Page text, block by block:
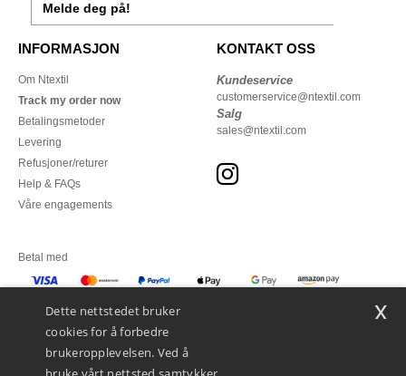
Melde deg på!
INFORMASJON
Om Ntextil
Track my order now
Betalingsmetoder
Levering
Refusjoner/returer
Help & FAQs
Våre engagements
KONTAKT OSS
Kundeservice
customerservice@ntextil.com
Salg
sales@ntextil.com
Betal med
Dette nettstedet bruker
cookies for å forbedre
brukeropplevelsen. Ved å
x